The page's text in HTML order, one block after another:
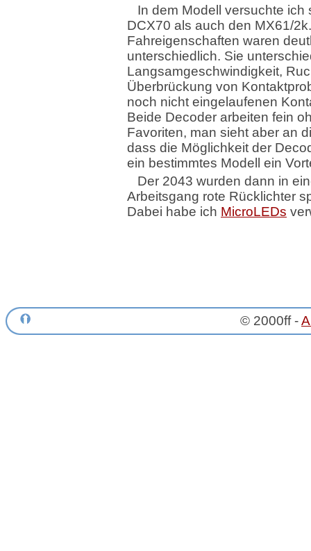
In dem Modell versuchte ich
DCX70 als auch den MX61/
Fahreigenschaften waren
unterschiedlich. Sie
Langsamgeschwindigkeit,
Überbrückung von
noch nicht eingelaufenen
Beide Decoder arbeiten fein
Favoriten, man sieht aber an
dass die Möglichkeit der
ein bestimmtes Modell ein
Der 2043 wurden dann in
Arbeitsgang rote Rücklichter
Dabei habe ich MicroLEDs
© 2000ff -